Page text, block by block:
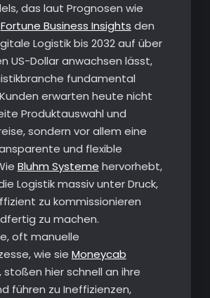
das laut Prognosen wie
Fortune Business Insights den
Logistik bis 2032 auf über
US-Dollar anwachsen lässt,
fundamental
erwarten heute nicht
Produktauswahl und
sondern vor allem eine
und flexible
Bluhm Systeme hervorhebt,
Logistik massiv unter Druck,
zu kommissionieren
zu machen.
oft manuelle
wie sie Moneycab
hier schnell an ihre
führen zu Ineffizienzen,